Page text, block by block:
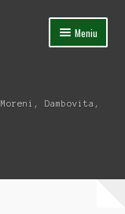
Meniu
Moreni, Dambovita,